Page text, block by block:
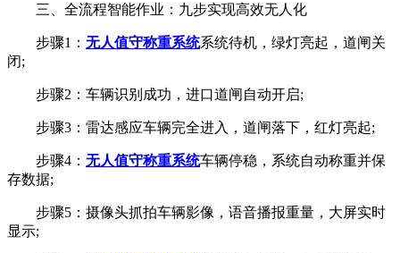
三、全流程智能作业：九步实现高效无人化
步骤1： 无人值守称重系统系统待机，绿灯亮起，道闸关
闭;
步骤2：车辆识别成功，进口道闸自动开启;
步骤3：雷达感应车辆完全进入，道闸落下，红灯亮起;
步骤4： 无人值守称重系统车辆停稳，系统自动称重并保
存数据;
步骤5：摄像头抓拍车辆影像，语音播报重量，大屏实时
显示;